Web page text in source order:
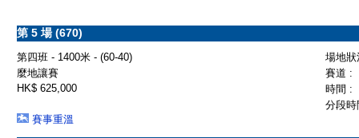
第 5 場 (670)
第四班 - 1400米 - (60-40)
場地
麼地讓賽
賽道 :
HK$ 625,000
時間 :
分段
賽事重溫